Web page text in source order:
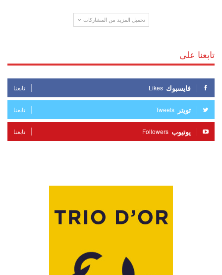
تحميل المزيد من المشاركات
تابعنا على
فايسبوك Likes تابعنا
تويتر Tweets تابعنا
يوتيوب Followers تابعنا